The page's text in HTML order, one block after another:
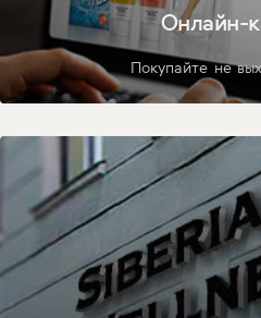
Онлайн-
Покупайте не